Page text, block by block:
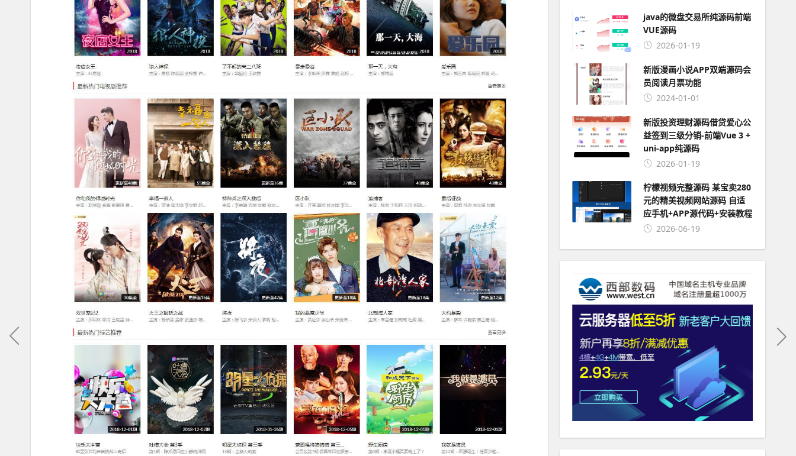
java的微盘交易所纯源码前端
VUE源码
2026-01-19
新版漫画小说APP双端源码会
员阅读月票功能
2024-01-01
新版投资理财源码借贷爱心公
益签到三级分销-前端Vue 3 +
uni-app纯源码
2026-01-19
柠檬视频完整源码 某宝卖280
元的精美视频网站源码 自适
应手机+APP源代码+安装教程
2026-06-19